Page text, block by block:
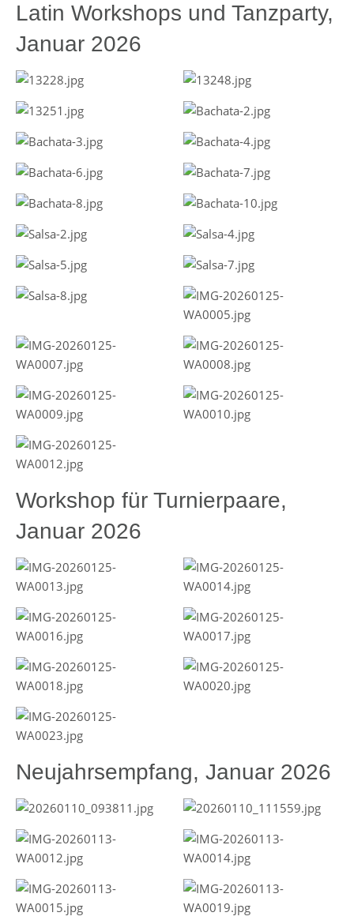
Latin Workshops und Tanzparty,
Januar 2026
Workshop für Turnierpaare,
Januar 2026
Neujahrsempfang, Januar 2026